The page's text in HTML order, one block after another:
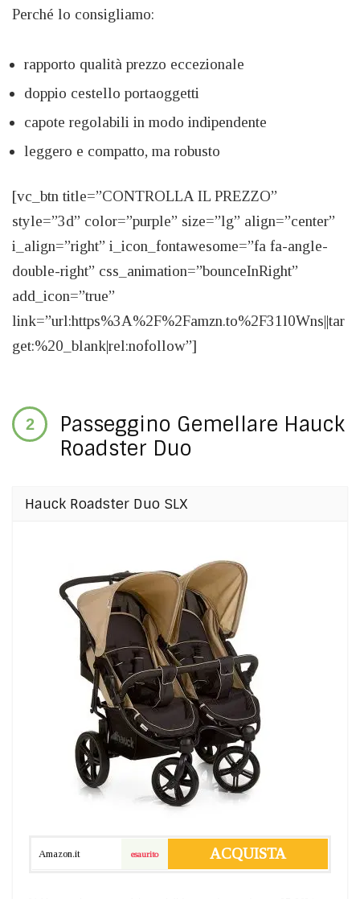
Perché lo consigliamo:
rapporto qualità prezzo eccezionale
doppio cestello portaoggetti
capote regolabili in modo indipendente
leggero e compatto, ma robusto
[vc_btn title=”CONTROLLA IL PREZZO”
style=”3d” color=”purple” size=”lg” align=”center”
i_align=”right” i_icon_fontawesome=”fa fa-angle-
double-right” css_animation=”bounceInRight”
add_icon=”true”
link=”url:https%3A%2F%2Famzn.to%2F31l0Wns||tar
get:%20_blank|rel:nofollow”]
Passeggino Gemellare Hauck
Roadster Duo
Hauck Roadster Duo SLX
Amazon.it esaurito ACQUISTA